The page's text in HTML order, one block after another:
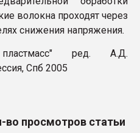
бутылок
ПЕРЕЙТИ НА
волокна проходят через
снижения напряжения.
ред. А.Д.
Спб 2005
во просмотров статьи